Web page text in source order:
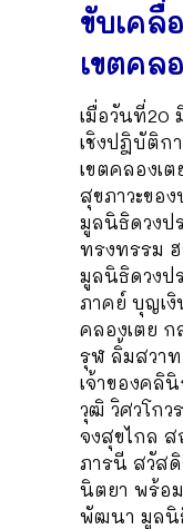
ขับเคลื่
เขตคล
เมื่อวันที่20
เชิงปฎิบัติก
เขตคลองเ
สุขภาวะขอ
มูลนิธิดวงป
ทรงทรรม ฮ
มูลนิธิดวงป
ภาคย์ บุญเงิ
คลองเตย ก
รุฬ ลิ้มสวา
เจ้าของคลิ
วุฒิ วิศวโก
จงสุขไกล
ภารนี สวัส
นิตยา พร้อ
พัฒนา มูลนิ